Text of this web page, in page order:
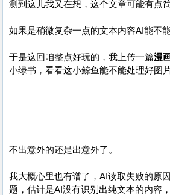
测到这儿我又在想，这个文章可能有点
如果是稍微复杂一点的文本内容AI能不
于是这回咱整点好玩的，我上传一篇漫
小绿书，看看这小鲸鱼能不能处理好图
不出意外的还是出意外了。
我大概心里也有谱了，AI读取失败的原
题，估计是AI没有识别出纯文本的内容